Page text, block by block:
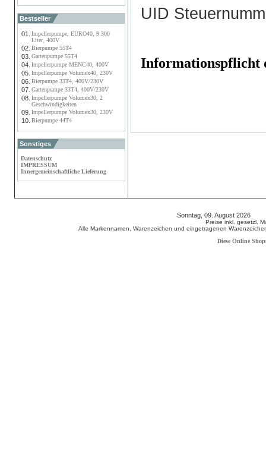
Bestseller
01.
Impellerpumpe, EURO40, 9.300
Liter, 400V
02. Bierpumpe 55T4
03. Gartenpumpe 55T4
04. Impellerpumpe MENC40, 400V
05. Impellerpumpe Volumex40, 230V
06. Bierpumpe 33T4, 400V/230V
07. Gartenpumpe 33T4, 400V/230V
08. Impellerpumpe Volumex30, 2
Geschwindigkeiten
09. Impellerpumpe Volumex30, 230V
10. Bierpumpe 44T4
Sonstiges
Datenschutz
IMPRESSUM
Innergemeinschaftliche Lieferung
UID
Informationspflicht
Sonntag, 09. August 2026
Preise inkl. gesetzl.
Alle Markennamen, Warenzeichen und eingetragenen
Diese Online